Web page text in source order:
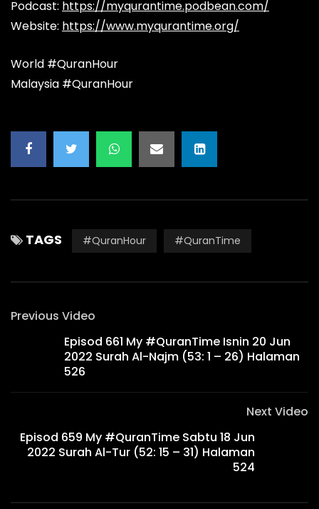
Podcast: https://myqurantime.podbean.com/
Website: https://www.myqurantime.org/
World #QuranHour
Malaysia #QuranHour
TAGS #QuranHour #QuranTime
Previous Video
Episod 661 My #QuranTime Isnin 20 Jun
2022 Surah Al-Najm (53: 1 – 26) Halaman
526
Next Video
Episod 659 My #QuranTime Sabtu 18 Jun
2022 Surah Al-Tur (52: 15 – 31) Halaman
524